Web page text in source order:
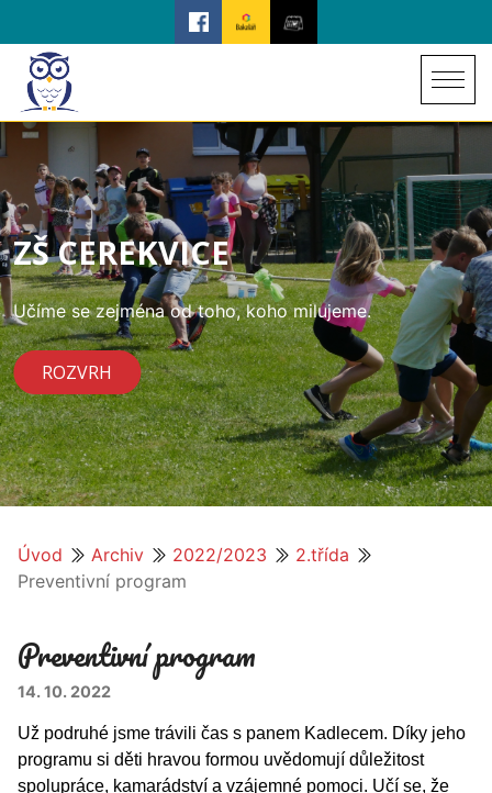
ZŠ CEREKVICE
Učíme se zejména od toho, koho milujeme.
ROZVRH
Úvod Archiv 2022/2023
2.třída
Preventivní program
Preventivní program
14. 10. 2022
Už podruhé jsme trávili čas s panem Kadlecem. Díky jeho
programu si děti hravou formou uvědomují důležitost
spolupráce, kamarádství a vzájemné pomoci. Učí se, že